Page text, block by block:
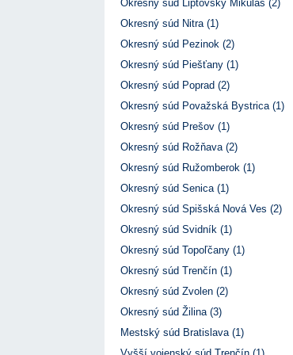
Okresný súd Liptovský Mikuláš (2)
Okresný súd Nitra (1)
Okresný súd Pezinok (2)
Okresný súd Piešťany (1)
Okresný súd Poprad (2)
Okresný súd Považská Bystrica (1)
Okresný súd Prešov (1)
Okresný súd Rožňava (2)
Okresný súd Ružomberok (1)
Okresný súd Senica (1)
Okresný súd Spišská Nová Ves (2)
Okresný súd Svidník (1)
Okresný súd Topoľčany (1)
Okresný súd Trenčín (1)
Okresný súd Zvolen (2)
Okresný súd Žilina (3)
Mestský súd Bratislava (1)